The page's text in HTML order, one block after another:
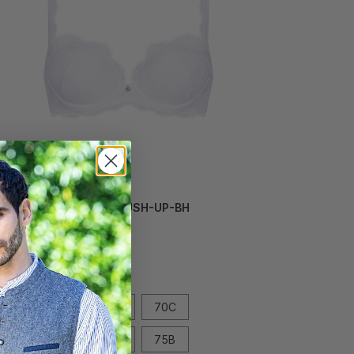
SUPER DIRNDL PUSH-UP-BH
SPITZE
99,00 CHF*
Grösse
70A 70B 70C
70D 75A 75B